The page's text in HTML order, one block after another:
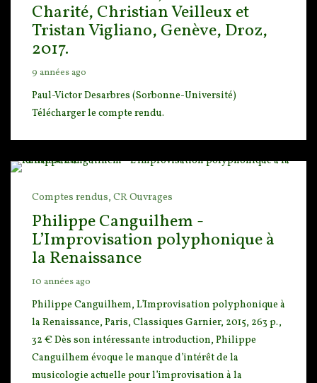
Charité, Christian Veilleux et
Tristan Vigliano, Genève, Droz,
2017.
9 années ago
Paul-Victor Desarbres (Sorbonne-Université)
Télécharger le compte rendu.
Comptes rendus, CR Ouvrages
Philippe Canguilhem -
L’Improvisation polyphonique à
la Renaissance
10 années ago
Philippe Canguilhem, L’Improvisation polyphonique à
la Renaissance, Paris, Classiques Garnier, 2015, 263 p.,
32 € Dès son intéressante introduction, Philippe
Canguilhem évoque le manque d’intérêt de la
musicologie actuelle pour l’improvisation à la